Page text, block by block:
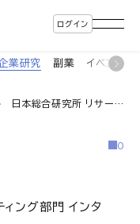
ログイン
業研究 副業 イベント
日本総合研究所 リサーチ・コンサルティング部門 インタビュー／「強い個」が「傾聴と対話」を通じて日本の社会課題・経営課題に挑み、ありたい未来をつくる
0
ィング部門 インタ